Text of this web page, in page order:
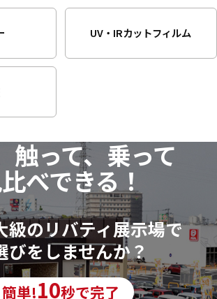
UV・IRカットフィルム
触って、乗って
べできる！
級のリバティ展示場で
びをしませんか？
簡単!10秒で完了